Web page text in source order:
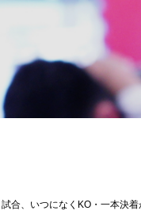
TKO 2R 0’30” レフェリーストップ/グラウンドパンチ ×小生 隆弘（沖縄名護/グランドスラムAPP） 56.7kg 第6試合 ２０２４年度新人王決定トーナメント準決勝 ストロー級（-52.2kg）5分2R ○知名 昴海（沖縄宜野湾/キックボクシングDROP） 52.0kg S 1R 5’00” スリーパーホールド ×友利 琉偉（東京/パラエストラ小岩） 52.1kg 第5試合 ストロー級（-52.2kg）5分2R ×高橋 佑太（広島/BURST） 52.1kg KO 1R 2’51” ○平良 龍一（沖縄那覇/THE BLACK BELT JAPAN） 52.2kg 第4試合 ストロー級（-52.2kg）5分2R ×大田 ノヒロ（沖縄国頭/THE BLACK BELT JAPAN） 52.2kg KO 1R 3’42” ○友